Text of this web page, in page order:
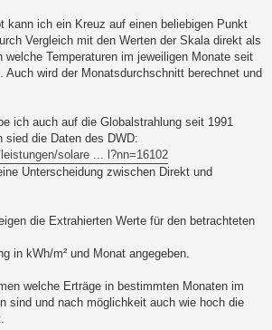
kann ich ein Kreuz auf einen beliebigen Punkt
Vergleich mit den Werten der Skala direkt als
welche Temperaturen im jeweiligen Monate seit
Auch wird der Monatsdurchschnitt berechnet und
ich auch auf die Globalstrahlung seit 1991
sied die Daten des DWD:
solare ... l?nn=16102
Unterscheidung zwischen Direkt und
die Extrahierten Werte für den betrachteten
in kWh/m² und Monat angegeben.
welche Erträge in bestimmten Monaten im
sind und nach möglichkeit auch wie hoch die